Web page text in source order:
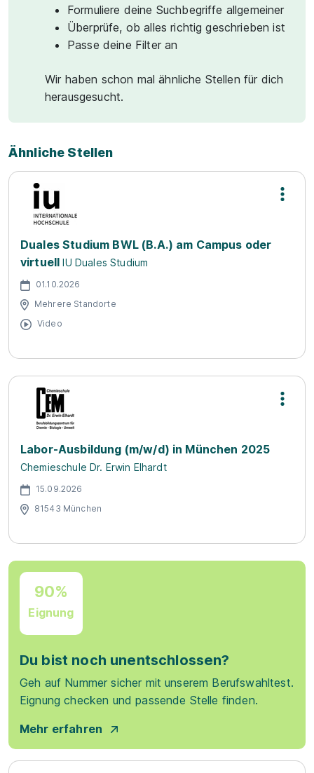
Formuliere deine Suchbegriffe allgemeiner
Überprüfe, ob alles richtig geschrieben ist
Passe deine Filter an
Wir haben schon mal ähnliche Stellen für dich
herausgesucht.
Ähnliche Stellen
Duales Studium BWL (B.A.) am Campus oder
virtuell IU Duales Studium
01.10.2026
Mehrere Standorte
Video
Labor-Ausbildung (m/w/d) in München 2025
Chemieschule Dr. Erwin Elhardt
15.09.2026
81543 München
90%
Eignung
Du bist noch unentschlossen?
Geh auf Nummer sicher mit unserem Berufswahltest.
Eignung checken und passende Stelle finden.
Mehr erfahren